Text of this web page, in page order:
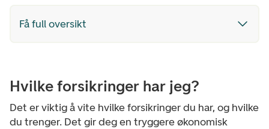
Få full oversikt
Hvilke forsikringer har jeg?
Det er viktig å vite hvilke forsikringer du har, og hvilke
du trenger. Det gir deg en tryggere økonomisk